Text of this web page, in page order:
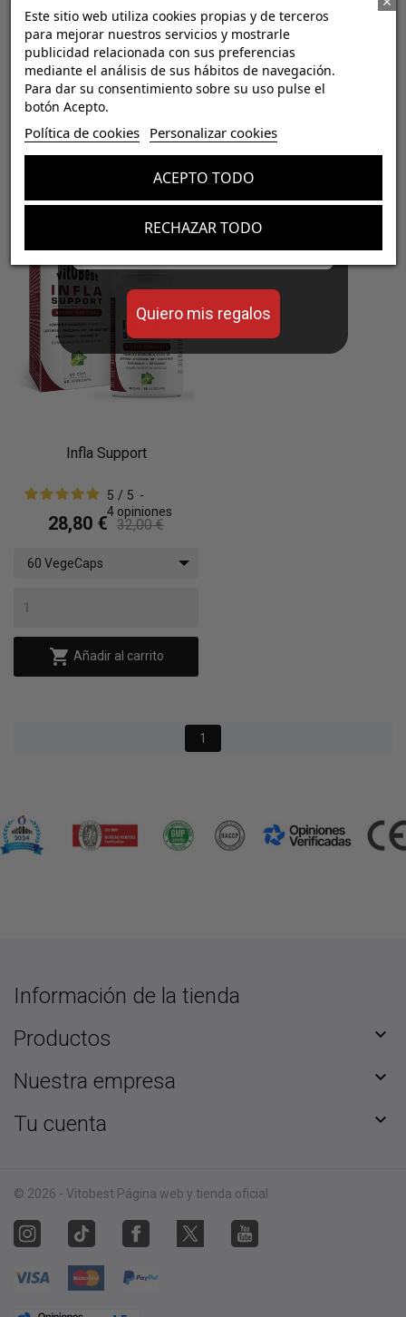
14,76 € 16,40 €
50 VegeCaps
Añadir al carrito
20,16 € 22,40 €
10 viales (x 10 ml)
Añadir al carrito
Infla Support
5 / 5 -
4 opiniones
28,80 € 32,00 €
60 VegeCaps
 Añadir al carrito
1
Información de la tienda
Productos

Nuestra empresa 
Tu cuenta 
Este sitio web utiliza cookies propias y de terceros
para mejorar nuestros servicios y mostrarle
publicidad relacionada con sus preferencias
mediante el análisis de sus hábitos de navegación.
Para dar su consentimiento sobre su uso pulse el
botón Acepto.
Política de cookies Personalizar cookies
RECHAZAR TODO
ACEPTO TODO
© 2026 - Vitobest Página web y tienda oficial
¡Consigue regalos gratis
con tus pedidos!
Aumenta el valor de tus compras con regalos
diseñados para mejorar tu rendimiento
Quiero mis regalos